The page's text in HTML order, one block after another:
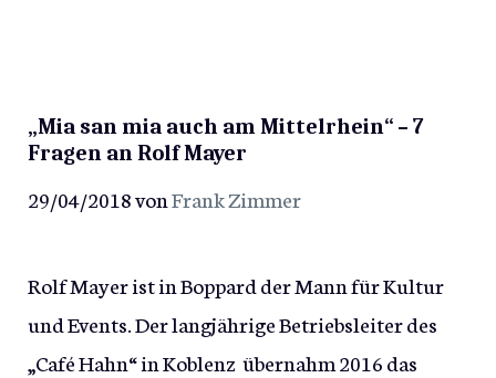
„Mia san mia auch am Mittelrhein“ – 7
Fragen an Rolf Mayer
29/04/2018vonFrank Zimmer
Rolf Mayer ist in Boppard der Mann für Kultur
und Events. Der langjährige Betriebsleiter des
„Café Hahn“ in Koblenz übernahm 2016 das